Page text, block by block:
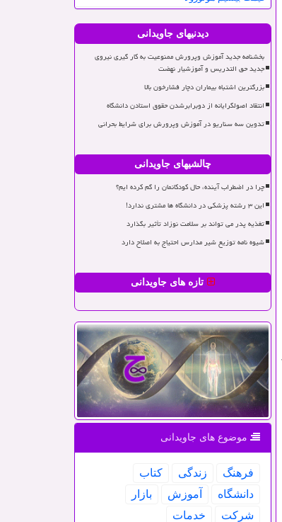
دیدنیهای جاویدانی
بخشنامه جدید آموزش وپرورش ممنوعیت به کار گیری نیروی
جدید حق التدریس و آموزشیار نهضت
بزرگترین اشتباه بیماران دچار فشارخون بالا
انتقاد اصولگرایانه از دوبرابرشدن حقوق استادن دانشگاه
تدوین سه سناریو در آموزش وپرورش برای شرایط بحرانی
چالشیهای جاویدانی
چرا در اضطراب آینده، حال کودکانمان را گم کرده ایم؟
این ۳ رشته پزشکی در دانشگاه ها مشتری ندارد!
تغذیه پدر می تواند بر سلامت نوزاد تأثیر بگذارد
شیوه نامه توزیع شیر مدارس احتیاج به اصلاح دارد
تازه های جاویدانی
موضوع های جاویدانی
فرهنگ زندگی
كتاب
دانشگاه
آموزش
بازار
شركت
خدمات